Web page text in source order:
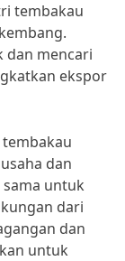
tembakau
dan mencari
ekspor
dan
untuk
dari
dan
untuk